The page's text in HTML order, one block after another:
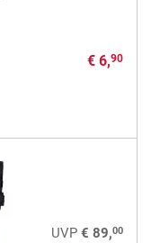
€ 6,90
UVP € 89,00